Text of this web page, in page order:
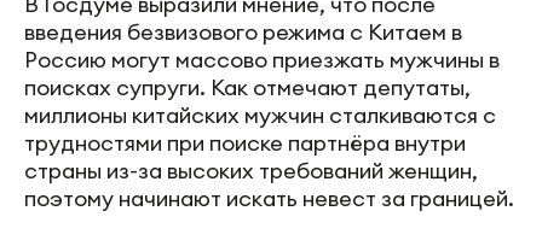
введения безвизового режима с Китаем в
Россию могут массово приезжать мужчины в
поисках супруги. Как отмечают депутаты,
миллионы китайских мужчин сталкиваются с
трудностями при поиске партнёра внутри
страны из-за высоких требований женщин,
поэтому начинают искать невест за границей.